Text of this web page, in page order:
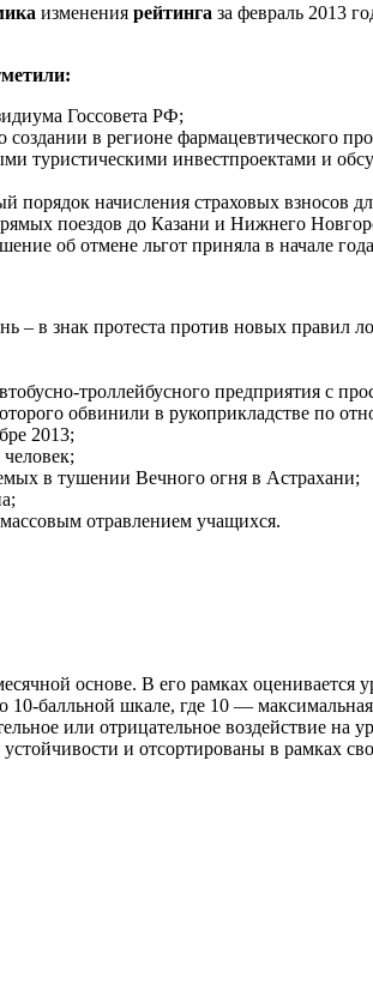
изменения рейтинга за февраль 2013
Госсовета РФ;
в регионе фармацевтического
туристическими инвестпроектами и
начисления страховых взносов
поездов до Казани и Нижнего
об отмене льгот приняла в начале
– в знак протеста против новых правил
троллейбусного предприятия с
обвинили в рукоприкладстве по
2013;
в тушении Вечного огня в Астрахани;
отравлением учащихся.
основе. В его рамках оценивается
10-балльной шкале, где 10 —
или отрицательное воздействие на
и отсортированы в рамках